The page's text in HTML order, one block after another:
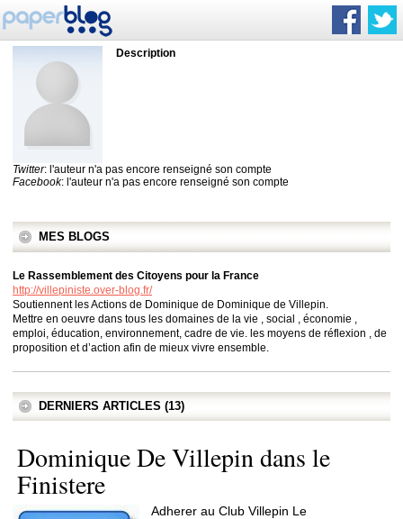
Description
Twitter: l'auteur n'a pas encore renseigné son compte
Facebook: l'auteur n'a pas encore renseigné son compte
MES BLOGS
Le Rassemblement des Citoyens pour la France
http://villepiniste.over-blog.fr/
Soutiennent les Actions de Dominique de Dominique de Villepin.
Mettre en oeuvre dans tous les domaines de la vie , social , économie ,
emploi, éducation, environnement, cadre de vie. les moyens de réflexion , de
proposition et d’action afin de mieux vivre ensemble.
DERNIERS ARTICLES (13)
Dominique De Villepin dans le
Finistere
Adherer au Club Villepin Le